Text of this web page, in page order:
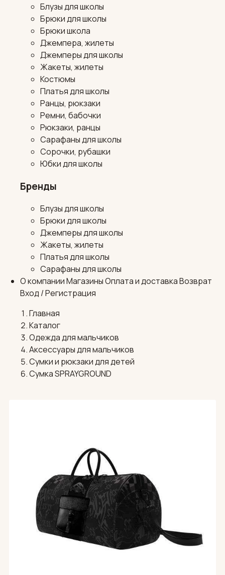
Блузы для школы
Брюки для школы
Брюки школа
Джемпера, жилеты
Джемперы для школы
Жакеты, жилеты
Костюмы
Платья для школы
Ранцы, рюкзаки
Ремни, бабочки
Рюкзаки, ранцы
Сарафаны для школы
Сорочки, рубашки
Юбки для школы
Бренды
Блузы для школы
Брюки для школы
Джемперы для школы
Жакеты, жилеты
Платья для школы
Сарафаны для школы
О компанииМагазиныОплата и доставкаВозврат
Вход / Регистрация
Главная
Каталог
Одежда для мальчиков
Аксессуары для мальчиков
Сумки и рюкзаки для детей
Сумка SPRAYGROUND